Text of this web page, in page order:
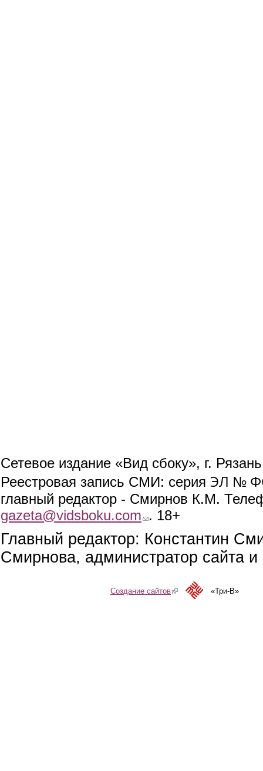
Сетевое издание «Вид сбоку», г.
Реестровая запись СМИ: серия ЭЛ №
главный редактор - Смирнов К.М.
gazeta@vidsboku.com (link sends e-mail)
. 18+
Главный редактор: Константин
Смирнова, администратор сайта
Создание сайтов(link is external)«Три-В»